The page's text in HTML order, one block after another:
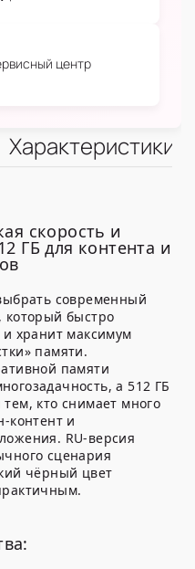
центр
Характеристики
скорость и
ГБ для контента и
современный
который быстро
и хранит максимум
памяти.
памяти
а 512 ГБ
кто снимает много
контент и
RU-версия
сценария
чёрный цвет